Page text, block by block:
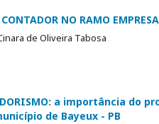
NO RAMO
de Oliveira Tabosa
a importância
de Bayeux - PB